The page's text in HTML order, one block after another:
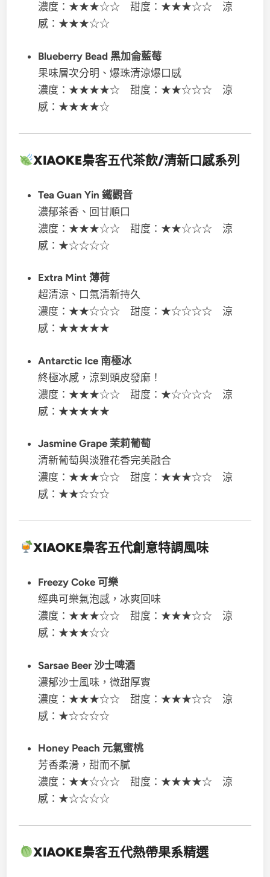
濃度：★★★☆☆ 甜度：★★★☆☆ 涼
感：★★★☆☆
Blueberry Bead 黑加侖藍莓
果味層次分明、爆珠清涼爆口感
濃度：★★★★☆ 甜度：★★☆☆☆ 涼
感：★★★★☆
XIAOKE梟客五代茶飲/清新口感系列
Tea Guan Yin 鐵觀音
濃郁茶香、回甘順口
濃度：★★★☆☆ 甜度：★★☆☆☆ 涼
感：★☆☆☆☆
Extra Mint 薄荷
超清涼、口氣清新持久
濃度：★★☆☆☆ 甜度：★☆☆☆☆ 涼
感：★★★★★
Antarctic Ice 南極冰
終極冰感，涼到頭皮發麻！
濃度：★★★☆☆ 甜度：★☆☆☆☆ 涼
感：★★★★★
Jasmine Grape 茉莉葡萄
清新葡萄與淡雅花香完美融合
濃度：★★★☆☆ 甜度：★★★☆☆ 涼
感：★★☆☆☆
XIAOKE梟客五代創意特調風味
Freezy Coke 可樂
經典可樂氣泡感，冰爽回味
濃度：★★★☆☆ 甜度：★★★☆☆ 涼
感：★★★☆☆
Sarsae Beer 沙士啤酒
濃郁沙士風味，微甜厚實
濃度：★★★☆☆ 甜度：★★★☆☆ 涼
感：★☆☆☆☆
Honey Peach 元氣蜜桃
芳香柔滑，甜而不膩
濃度：★★☆☆☆ 甜度：★★★★☆ 涼
感：★☆☆☆☆
XIAOKE梟客五代熱帶果系精選